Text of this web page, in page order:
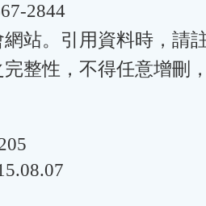
2844
站。引用資料時，請
整性，不得任意增刪